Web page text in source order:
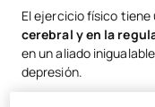
El ejercicio físico tiene
cerebral y en la
en un aliado
depresión.